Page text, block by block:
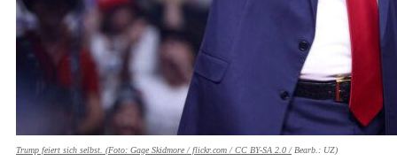
Trump feiert sich selbst. (Foto: Gage Skidmore / flickr.com /CC BY-SA 2.0 /Bearb.: UZ)